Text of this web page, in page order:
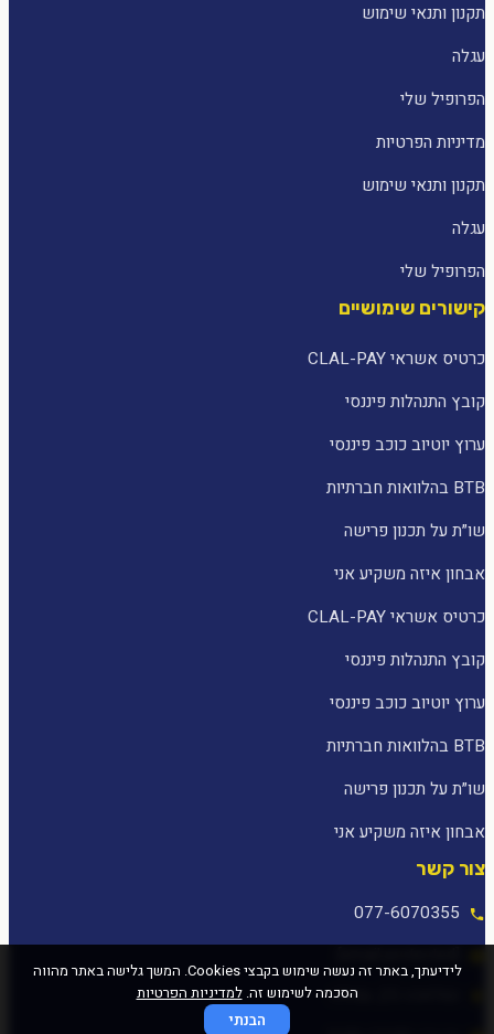
תקנון ותנאי שימוש
עגלה
הפרופיל שלי
מדיניות הפרטיות
תקנון ותנאי שימוש
עגלה
הפרופיל שלי
קישורים שימושיים
כרטיס אשראי CLAL-PAY
קובץ התנהלות פיננסי
ערוץ יוטיוב כוכב פיננסי
BTB בהלוואות חברתיות
שו״ת על תכנון פרישה
אבחון איזה משקיע אני
כרטיס אשראי CLAL-PAY
קובץ התנהלות פיננסי
ערוץ יוטיוב כוכב פיננסי
BTB בהלוואות חברתיות
שו״ת על תכנון פרישה
אבחון איזה משקיע אני
צור קשר
077-6070355
לידיעתך, באתר זה נעשה שימוש בקבצי Cookies. המשך גלישה באתר מהווה
הסכמה לשימוש זה.למדיניות הפרטיות
הבנתי